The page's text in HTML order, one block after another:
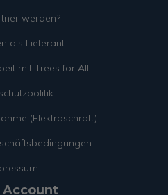
werden?
als Lieferant
mit Trees for All
(Elektroschrott)
Account